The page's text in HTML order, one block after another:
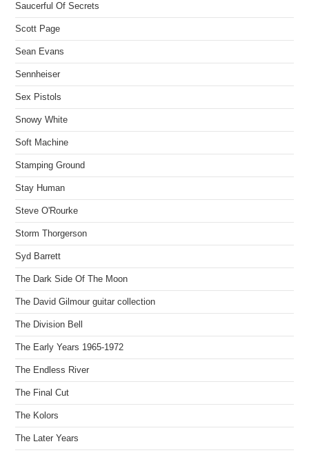
Saucerful Of Secrets
Scott Page
Sean Evans
Sennheiser
Sex Pistols
Snowy White
Soft Machine
Stamping Ground
Stay Human
Steve O'Rourke
Storm Thorgerson
Syd Barrett
The Dark Side Of The Moon
The David Gilmour guitar collection
The Division Bell
The Early Years 1965-1972
The Endless River
The Final Cut
The Kolors
The Later Years